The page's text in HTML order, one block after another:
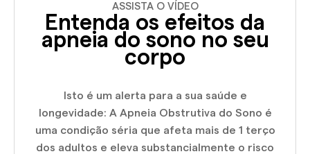
ASSISTA O VÍDEO
Entenda os efeitos da
apneia do sono no seu
corpo
Isto é um alerta para a sua saúde e
longevidade: A Apneia Obstrutiva do Sono é
uma condição séria que afeta mais de 1 terço
dos adultos e eleva substancialmente o risco